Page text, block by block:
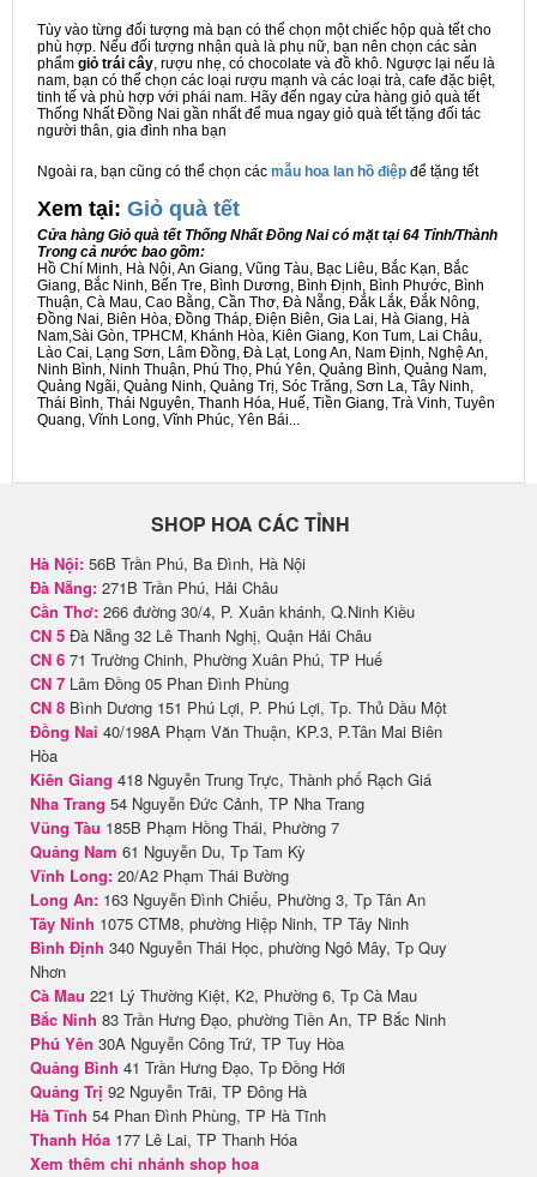
Tùy vào từng đối tượng mà bạn có thể chọn một chiếc hộp quà tết cho
phù hợp. Nếu đối tượng nhận quà là phụ nữ, bạn nên chọn các sản
phẩm giỏ trái cây, rượu nhẹ, có chocolate và đồ khô. Ngược lại nếu là
nam, bạn có thể chọn các loại rượu mạnh và các loại trà, cafe đặc biệt,
tinh tế và phù hợp với phái nam. Hãy đến ngay cửa hàng giỏ quà tết
Thống Nhất Đồng Nai gần nhất để mua ngay giỏ quà tết tặng đối tác
người thân, gia đình nha bạn
Ngoài ra, bạn cũng có thể chọn các mẫu hoa lan hồ điệp để tặng tết
Xem tại: Giỏ quà tết
Cửa hàng Giỏ quà tết Thống Nhất Đồng Nai có mặt tại 64 Tỉnh/Thành
Trong cả nước bao gồm:
Hồ Chí Minh, Hà Nội, An Giang, Vũng Tàu, Bạc Liêu, Bắc Kạn, Bắc
Giang, Bắc Ninh, Bến Tre, Bình Dương, Bình Định, Bình Phước, Bình
Thuận, Cà Mau, Cao Bằng, Cần Thơ, Đà Nẵng, Đắk Lắk, Đắk Nông,
Đồng Nai, Biên Hòa, Đồng Tháp, Điện Biên, Gia Lai, Hà Giang, Hà
Nam,Sài Gòn, TPHCM, Khánh Hòa, Kiên Giang, Kon Tum, Lai Châu,
Lào Cai, Lạng Sơn, Lâm Đồng, Đà Lạt, Long An, Nam Định, Nghệ An,
Ninh Bình, Ninh Thuận, Phú Thọ, Phú Yên, Quảng Bình, Quảng Nam,
Quảng Ngãi, Quảng Ninh, Quảng Trị, Sóc Trăng, Sơn La, Tây Ninh,
Thái Bình, Thái Nguyên, Thanh Hóa, Huế, Tiền Giang, Trà Vinh, Tuyên
Quang, Vĩnh Long, Vĩnh Phúc, Yên Bái...
SHOP HOA CÁC TỈNH
Hà Nội: 56B Trần Phú, Ba Đình, Hà Nội
Đà Nẵng: 271B Trần Phú, Hải Châu
Cần Thơ: 266 đường 30/4, P. Xuân khánh, Q.Ninh Kiều
CN 5 Đà Nẵng 32 Lê Thanh Nghị, Quận Hải Châu
CN 6 71 Trường Chinh, Phường Xuân Phú, TP Huế
CN 7 Lâm Đồng 05 Phan Đình Phùng
CN 8 Bình Dương 151 Phú Lợi, P. Phú Lợi, Tp. Thủ Dầu Một
Đồng Nai 40/198A Phạm Văn Thuận, KP.3, P.Tân Mai Biên
Hòa
Kiên Giang 418 Nguyễn Trung Trực, Thành phố Rạch Giá
Nha Trang 54 Nguyễn Đức Cảnh, TP Nha Trang
Vũng Tàu 185B Phạm Hồng Thái, Phường 7
Quảng Nam 61 Nguyễn Du, Tp Tam Kỳ
Vĩnh Long: 20/A2 Phạm Thái Bường
Long An: 163 Nguyễn Đình Chiểu, Phường 3, Tp Tân An
Tây Ninh 1075 CTM8, phường Hiệp Ninh, TP Tây Ninh
Bình Định 340 Nguyễn Thái Học, phường Ngô Mây, Tp Quy
Nhơn
Cà Mau 221 Lý Thường Kiệt, K2, Phường 6, Tp Cà Mau
Bắc Ninh 83 Trần Hưng Đạo, phường Tiền An, TP Bắc Ninh
Phú Yên 30A Nguyễn Công Trứ, TP Tuy Hòa
Quảng Bình 41 Trần Hưng Đạo, Tp Đồng Hới
Quảng Trị 92 Nguyễn Trãi, TP Đông Hà
Hà Tĩnh 54 Phan Đình Phùng, TP Hà Tĩnh
Thanh Hóa 177 Lê Lai, TP Thanh Hóa
Xem thêm chi nhánh shop hoa